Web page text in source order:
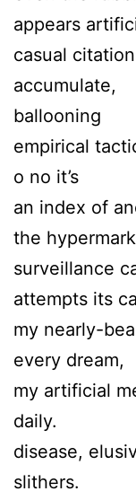
appears
casual
accumulate,
ballooning
empirical
o no it’s
an index of
the
surveillance
attempts its
my nearly-
every dream,
my artificial
daily.
disease,
slithers.